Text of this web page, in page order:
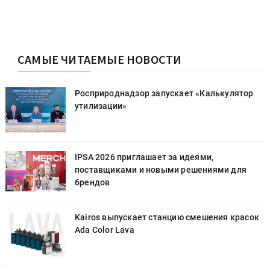
САМЫЕ ЧИТАЕМЫЕ НОВОСТИ
Росприроднадзор запускает «Калькулятор
утилизации»
IPSA 2026 приглашает за идеями,
поставщиками и новыми решениями для
брендов
Kairos выпускает станцию смешения красок
Ada Color Lava